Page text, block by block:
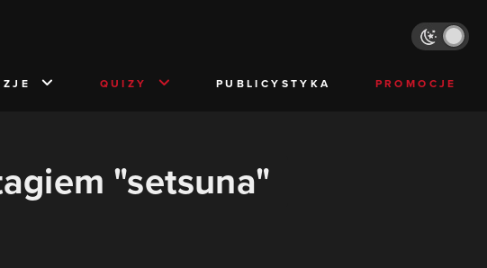
QUIZY PUBLICYSTYKA PROMOCJE
"setsuna"